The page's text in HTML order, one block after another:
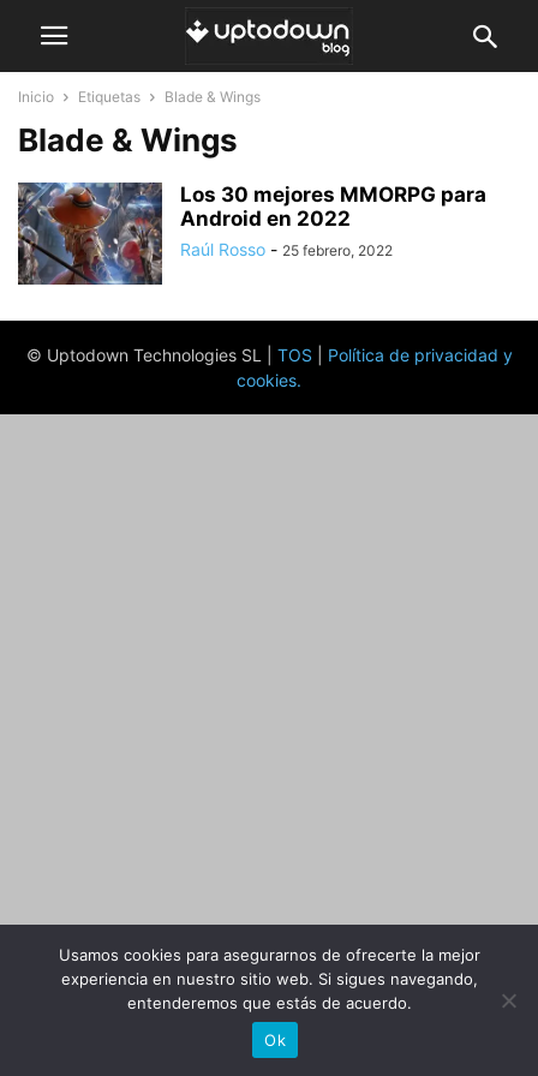
Inicio Etiquetas Blade & Wings
Blade & Wings
Los 30 mejores MMORPG para
Android en 2022
Raúl Rosso - 25 febrero, 2022
© Uptodown Technologies SL | TOS
Política de privacidad y
cookies.
Usamos cookies para asegurarnos de ofrecerte la mejor
experiencia en nuestro sitio web. Si sigues navegando,
entenderemos que estás de acuerdo.
Ok